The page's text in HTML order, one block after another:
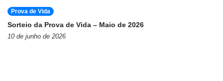
Prova de Vida
Sorteio da Prova de Vida – Maio de 2026
10 de junho de 2026